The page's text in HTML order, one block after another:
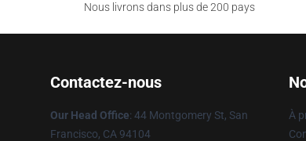
Nous livrons dans plus de 200 pays
Contactez-nous
Our Head Office: 44 Montgomery St, San
Francisco, CA 94104
À